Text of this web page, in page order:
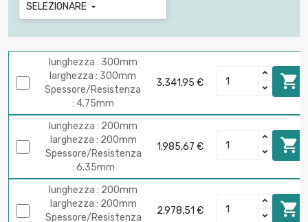
SELEZIONARE 
lunghezza : 300mm
larghezza : 300mm
Spessore/Resistenza
: 4.75mm
3.341,95 € 
lunghezza : 200mm
larghezza : 200mm
Spessore/Resistenza
: 6.35mm
1.985,67 € 
lunghezza : 200mm
larghezza : 200mm
Spessore/Resistenza
2.978,51 € 